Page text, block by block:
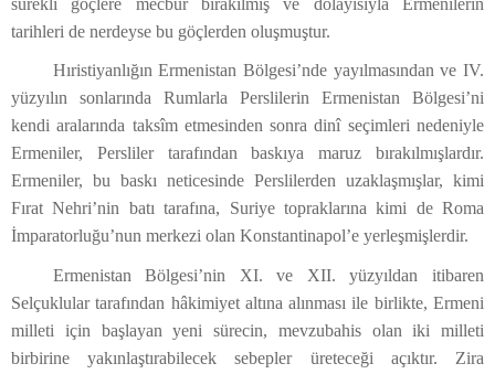
tarihleri de nerdeyse bu göçlerden oluşmuştur.
Hıristiyanlığın Ermenistan Bölgesi’nde yayılmasından ve IV.
yüzyılın sonlarında Rumlarla Perslilerin Ermenistan Bölgesi’ni
kendi aralarında taksîm etmesinden sonra dinî seçimleri nedeniyle
Ermeniler, Persliler tarafından baskıya maruz bırakılmışlardır.
Ermeniler, bu baskı neticesinde Perslilerden uzaklaşmışlar, kimi
Fırat Nehri’nin batı tarafına, Suriye topraklarına kimi de Roma
İmparatorluğu’nun merkezi olan Konstantinapol’e yerleşmişlerdir.
Ermenistan Bölgesi’nin XI. ve XII. yüzyıldan itibaren
Selçuklular tarafından hâkimiyet altına alınması ile birlikte, Ermeni
milleti için başlayan yeni sürecin, mevzubahis olan iki milleti
birbirine yakınlaştırabilecek sebepler üreteceği açıktır. Zira